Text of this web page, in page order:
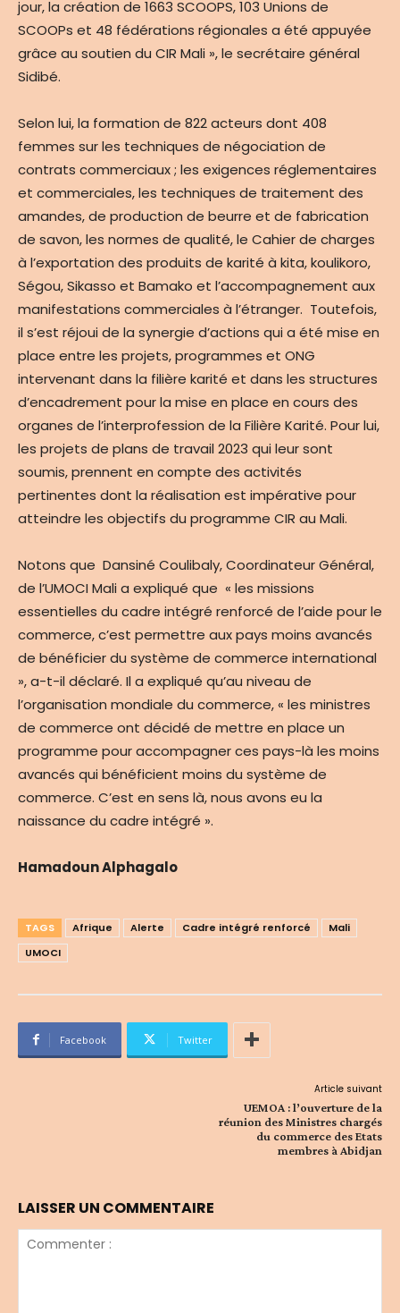
jour, la création de 1663 SCOOPS, 103 Unions de
SCOOPs et 48 fédérations régionales a été appuyée
grâce au soutien du CIR Mali », le secrétaire général
Sidibé.
Selon lui, la formation de 822 acteurs dont 408
femmes sur les techniques de négociation de
contrats commerciaux ; les exigences réglementaires
et commerciales, les techniques de traitement des
amandes, de production de beurre et de fabrication
de savon, les normes de qualité, le Cahier de charges
à l’exportation des produits de karité à kita, koulikoro,
Ségou, Sikasso et Bamako et l’accompagnement aux
manifestations commerciales à l’étranger. Toutefois,
il s’est réjoui de la synergie d’actions qui a été mise en
place entre les projets, programmes et ONG
intervenant dans la filière karité et dans les structures
d’encadrement pour la mise en place en cours des
organes de l’interprofession de la Filière Karité. Pour lui,
les projets de plans de travail 2023 qui leur sont
soumis, prennent en compte des activités
pertinentes dont la réalisation est impérative pour
atteindre les objectifs du programme CIR au Mali.
Notons que Dansiné Coulibaly, Coordinateur Général,
de l’UMOCI Mali a expliqué que « les missions
essentielles du cadre intégré renforcé de l’aide pour le
commerce, c’est permettre aux pays moins avancés
de bénéficier du système de commerce international
», a-t-il déclaré. Il a expliqué qu’au niveau de
l’organisation mondiale du commerce, « les ministres
de commerce ont décidé de mettre en place un
programme pour accompagner ces pays-là les moins
avancés qui bénéficient moins du système de
commerce. C’est en sens là, nous avons eu la
naissance du cadre intégré ».
Hamadoun Alphagalo
TAGS Afrique Alerte Cadre intégré renforcé
Mali
UMOCI
Facebook Twitter
Article suivant
UEMOA : l’ouverture de la
réunion des Ministres chargés
du commerce des Etats
membres à Abidjan
LAISSER UN COMMENTAIRE